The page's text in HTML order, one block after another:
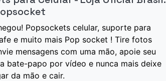
Popsockets celular, suporte para
e muito mais Pop socket ! Tire fotos
mensagens com uma mão, apoie seu
bate-papo por vídeo e nunca mais deixe
da mão e cair.